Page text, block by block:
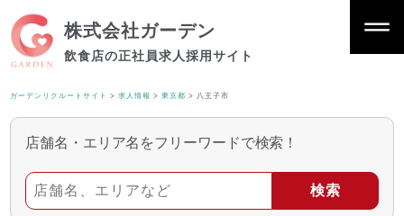
株式会社ガーデン
飲食店の正社員求人採用サイト
ガーデンリクルートサイト >求人情報 >東京都 > 八王子市
店舗名・エリア名をフリーワードで検索！